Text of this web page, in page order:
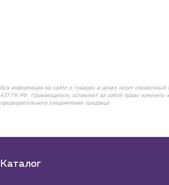
Вся информация на сайте о товарах и ценах носит справочный
437 ГК РФ. Производитель оставляет за собой право
предварительного уведомления продавца
Каталог